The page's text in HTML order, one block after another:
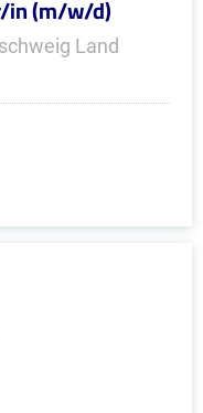
in (m/w/d)
Land